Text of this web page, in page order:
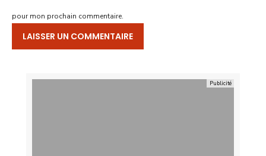
pour mon prochain commentaire.